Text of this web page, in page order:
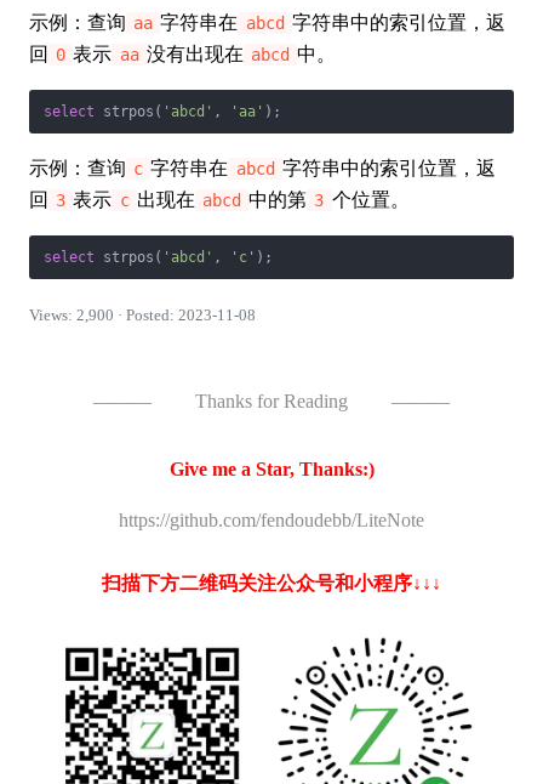
示例：查询 aa 字符串在 abcd 字符串中的索引位置，返
回
0 表示 aa 没有出现在 abcd 中。
select strpos( 'abcd' , 'aa' );
示例：查询 c 字符串在 abcd 字符串中的索引位置，返
回
3 表示 c 出现在 abcd 中的第 3 个位置。
select strpos( 'abcd' , 'c' );
Views: 2,900 · Posted: 2023-11-08
——— Thanks for Reading ———
Give me a Star, Thanks:)
https://github.com/fendoudebb/LiteNote
扫描下方二维码关注公众号和小程序↓↓↓